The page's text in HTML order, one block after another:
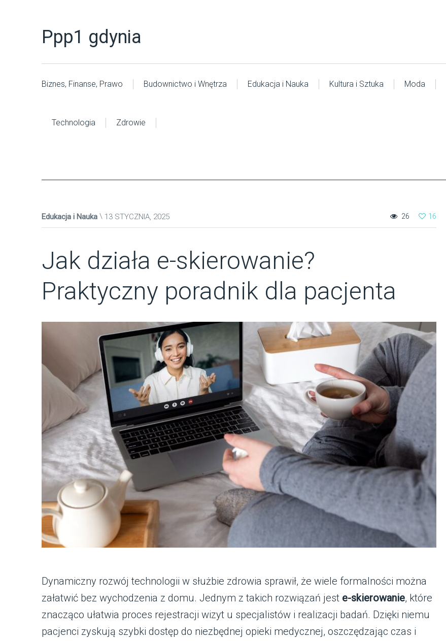
Ppp1 gdynia
Biznes, Finanse, Prawo Budownictwo i Wnętrza Edukacja i Nauka Kultura i Sztuka Moda
Technologia Zdrowie
Edukacja i Nauka 13 STYCZNIA, 2025 16
26
Jak działa e-skierowanie?
Praktyczny poradnik dla pacjenta
Dynamiczny rozwój technologii w służbie zdrowia sprawił, że wiele formalności można
załatwić bez wychodzenia z domu. Jednym z takich rozwiązań jest e-skierowanie, które
znacząco ułatwia proces rejestracji wizyt u specjalistów i realizacji badań. Dzięki niemu
pacjenci zyskują szybki dostęp do niezbędnej opieki medycznej, oszczędzając czas i